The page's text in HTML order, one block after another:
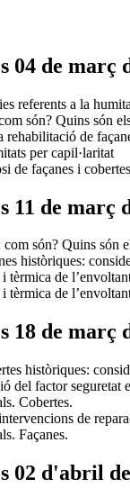
04 de març
referents a la
són? Quins són
de
per capil·laritat
de façanes i cobertes
11 de març
són? Quins són
històriques:
tèrmica de
tèrmica de
18 de març
històriques:
del factor seguretat
Cobertes.
de
Façanes.
02 d'abril